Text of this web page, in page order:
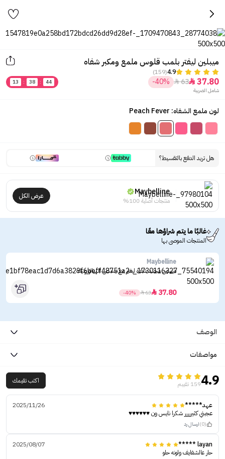
ميبلين ليفتر بلمب قلوس ملمع ومكبر شفاه
4.9
(159)
37.80

63

-40%
13 : 38 :
44
شامل الضريبة
لون ملمع الشفاه: Peach Fever
هل تريد الدفع بالتقسيط؟
Maybelline
منتجات أصلية 100%
عرض الكل
غالبًا ما يتم شراؤها معًا
المنتجات الموصى بها
Maybelline
ميبيلين محدد شفاه ليفتر مع حمض الهيالورونيك
37.80

63

-40%
الوصف
مواصفات
4.9159 تقييم اكتب تقيمك
عهد*****
2025/11/26
عجبني كثيررررر شكرا نايس ون ♥️♥️♥️♥️♥️♥️
(0) ارسال رد
layan *****
2025/08/07
حار عالشفايف ولونه حلو